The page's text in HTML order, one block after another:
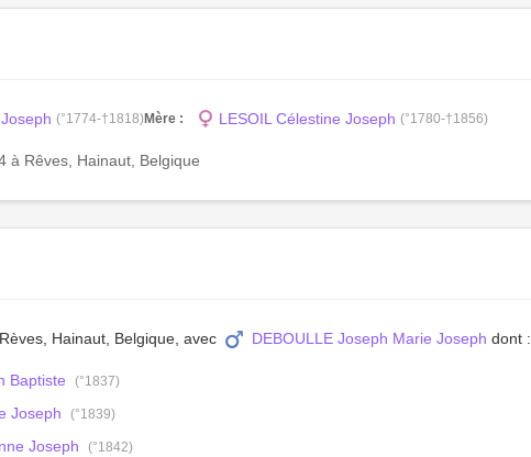
(°1774-†1818)Mère : LESOIL Célestine Joseph (°1780-†1856)
à Rêves, Hainaut, Belgique
Hainaut, Belgique, avec DEBOULLE Joseph Marie Joseph dont :
Baptiste (°1837)
Joseph (°1839)
Joseph (°1842)